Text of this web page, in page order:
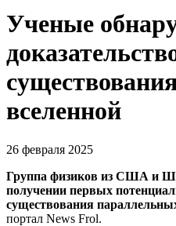
Ученые
вселенной
26 февраля 2025
Группа физиков из США и
получении первых
существования
портал News Frol.